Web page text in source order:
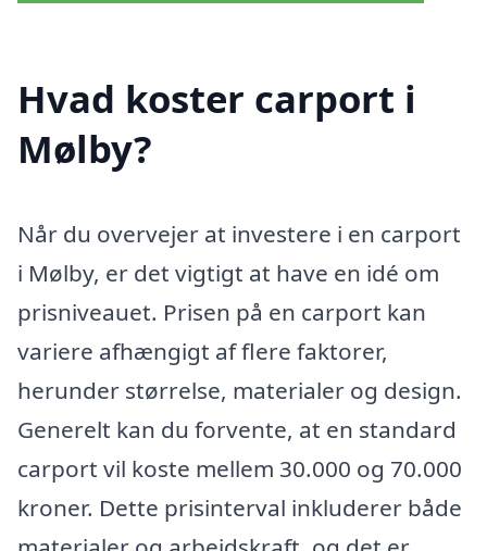
Hvad koster carport i
Mølby?
Når du overvejer at investere i en carport
i Mølby, er det vigtigt at have en idé om
prisniveauet. Prisen på en carport kan
variere afhængigt af flere faktorer,
herunder størrelse, materialer og design.
Generelt kan du forvente, at en standard
carport vil koste mellem 30.000 og 70.000
kroner. Dette prisinterval inkluderer både